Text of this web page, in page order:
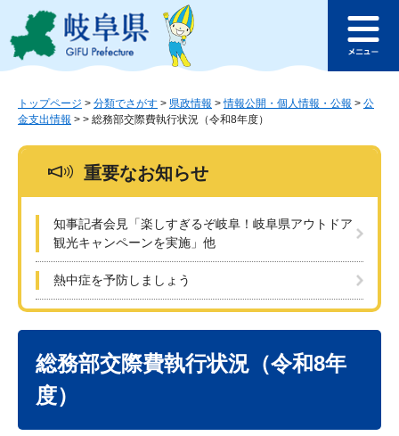
ジ
ュ
このページの本文へ
ュ
トップページ > 分類でさがす > 県政情報 >情報公開・個人情報・公報 > 公
金支出情報 > > 総務部交際費執行状況（令和8年度）
重要なお知らせ
知事記者会見「楽しすぎるぞ岐阜！岐阜県アウトドア
観光キャンペーンを実施」他
熱中症を予防しましょう
総務部交際費執行状況（令和8年
度）